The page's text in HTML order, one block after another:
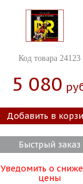
Код товара 24123
5 080
Добавить в
Быстрый заказ
Уведомить о
цены